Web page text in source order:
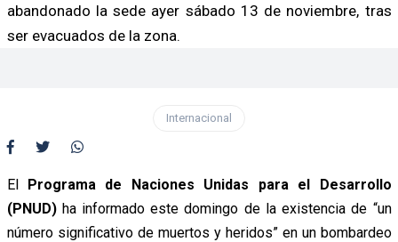
abandonado la sede ayer sábado 13 de noviembre, tras
ser evacuados de la zona.
Internacional
El Programa de Naciones Unidas para el Desarrollo
(PNUD)ha informado este domingo de la existencia de “un
número significativo de muertos y heridos” en un bombardeo